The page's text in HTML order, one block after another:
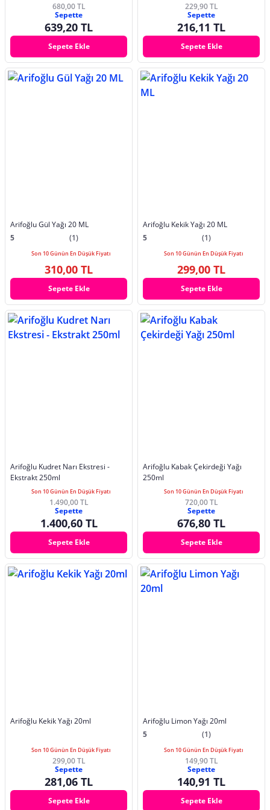
680,00 TL
Sepette
639,20 TL
Sepete Ekle
229,90 TL
Sepette
216,11 TL
Sepete Ekle
Arifoğlu Gül Yağı 20 ML
5
(1)
Son 10 Günün En Düşük Fiyatı
310,00 TL
Sepete Ekle
Arifoğlu Kekik Yağı 20 ML
5
(1)
Son 10 Günün En Düşük Fiyatı
299,00 TL
Sepete Ekle
Arifoğlu Kudret Narı Ekstresi -
Ekstrakt 250ml
Son 10 Günün En Düşük Fiyatı
1.490,00 TL
Sepette
1.400,60 TL
Sepete Ekle
Arifoğlu Kabak Çekirdeği Yağı
250ml
Son 10 Günün En Düşük Fiyatı
720,00 TL
Sepette
676,80 TL
Sepete Ekle
Arifoğlu Kekik Yağı 20ml
Son 10 Günün En Düşük Fiyatı
299,00 TL
Sepette
281,06 TL
Sepete Ekle
Arifoğlu Limon Yağı 20ml
5
(1)
Son 10 Günün En Düşük Fiyatı
149,90 TL
Sepette
140,91 TL
Sepete Ekle